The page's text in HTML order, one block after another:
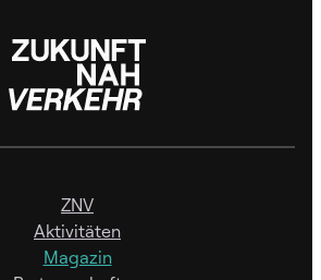
ZNV
Aktivitäten
Magazin